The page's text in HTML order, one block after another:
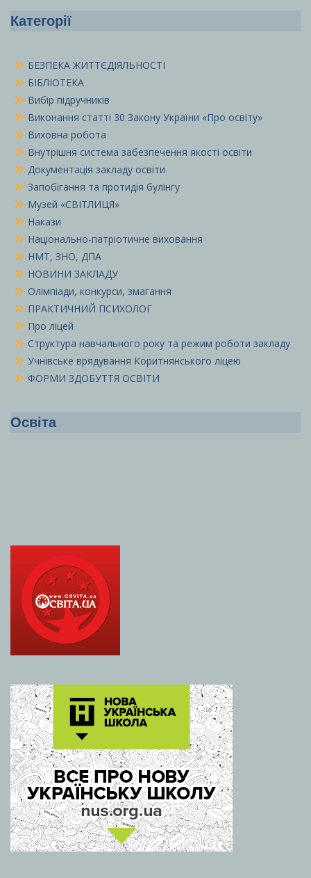
Категорії
БЕЗПЕКА ЖИТТЄДІЯЛЬНОСТІ
БІБЛІОТЕКА
Вибір підручників
Виконання статті 30 Закону України «Про освіту»
Виховна робота
Внутрішня система забезпечення якості освіти
Документація закладу освіти
Запобігання та протидія булінгу
Музей «СВІТЛИЦЯ»
Накази
Національно-патріотичне виховання
НМТ, ЗНО, ДПА
НОВИНИ ЗАКЛАДУ
Олімпіади, конкурси, змагання
ПРАКТИЧНИЙ ПСИХОЛОГ
Про ліцей
Структура навчального року та режим роботи закладу
Учнівське врядування Коритнянського ліцею
ФОРМИ ЗДОБУТТЯ ОСВІТИ
Освіта